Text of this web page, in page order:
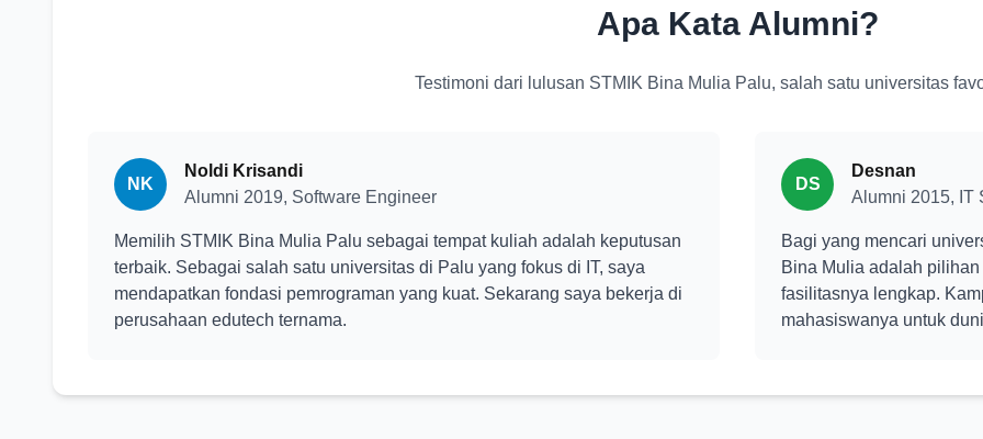
Apa Kata Alumni?
Testimoni dari lulusan STMIK Bina Mulia Palu, salah satu universitas
NK
Noldi Krisandi
Alumni 2019, Software Engineer
Memilih STMIK Bina Mulia Palu sebagai tempat kuliah adalah keputusan
terbaik. Sebagai salah satu universitas di Palu yang fokus di IT, saya
mendapatkan fondasi pemrograman yang kuat. Sekarang saya bekerja di
perusahaan edutech ternama.
DS
Desnan
Alumni 2015, IT
Bagi yang mencari
Bina Mulia adalah
fasilitasnya lengkap.
mahasiswanya untuk